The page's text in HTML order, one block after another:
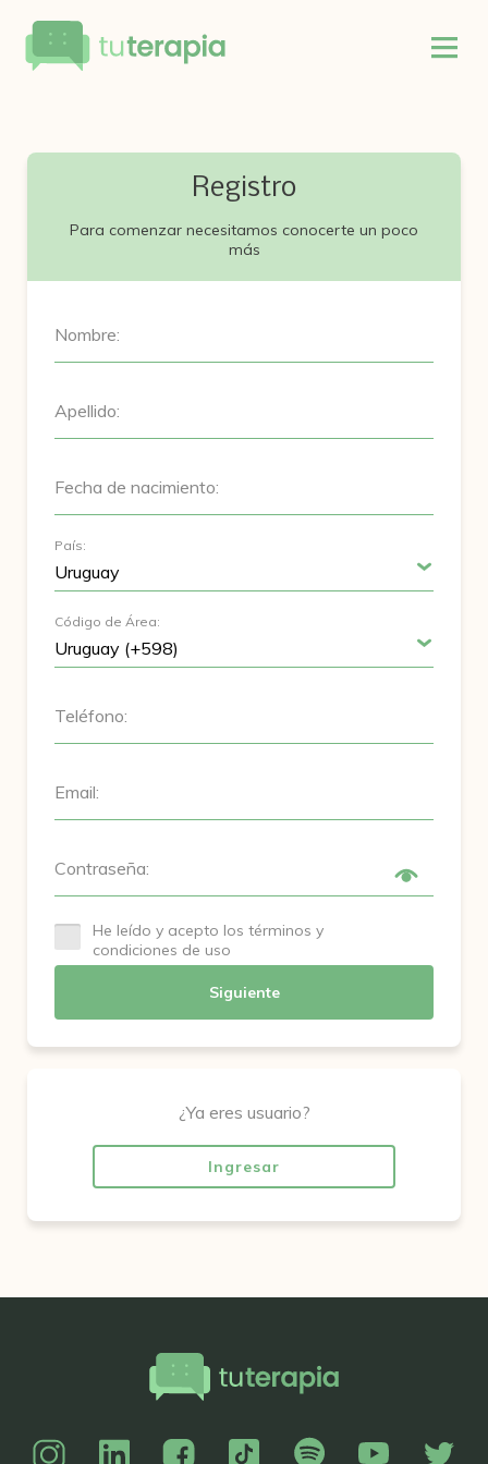
Registro
Para comenzar necesitamos conocerte un poco
más
Nombre:
Apellido:
Fecha de nacimiento:
País:
Código de Área:
Teléfono:
Email:
Contraseña:
He leído y acepto los términos y
condiciones de uso
Siguiente
¿Ya eres usuario?
Ingresar